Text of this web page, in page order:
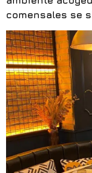
comensales se